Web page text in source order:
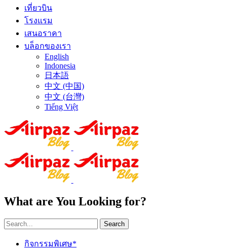
เที่ยวบิน
โรงแรม
เสนอราคา
บล็อกของเรา
English
Indonesia
日本語
中文 (中国)
中文 (台灣)
Tiếng Việt
What are You Looking for?
Search
กิจกรรมพิเศษ*